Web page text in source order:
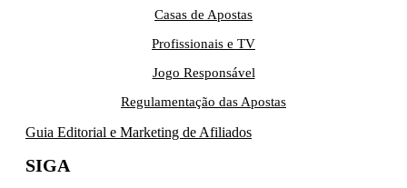
Casas de Apostas
Profissionais e TV
Jogo Responsável
Regulamentação das Apostas
Guia Editorial e Marketing de Afiliados
SIGA